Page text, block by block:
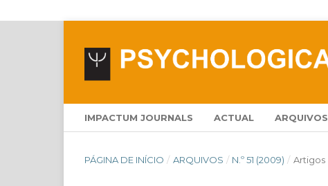
IMPACTUM JOURNALS ACTUAL ARQUIVOS
PÁGINA DE INÍCIO / ARQUIVOS / N.º 51 (2009) / Artigos